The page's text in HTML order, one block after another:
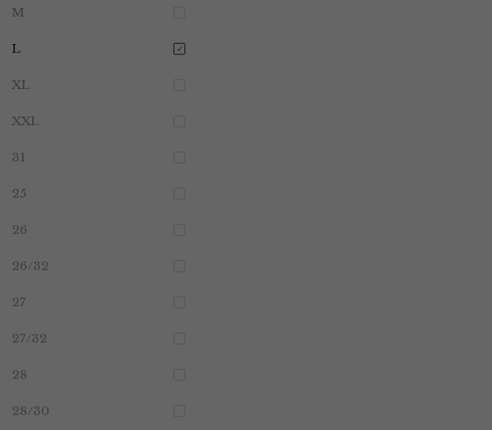
M
L
XL
XXL
31
25
26
26/32
27
27/32
28
28/30